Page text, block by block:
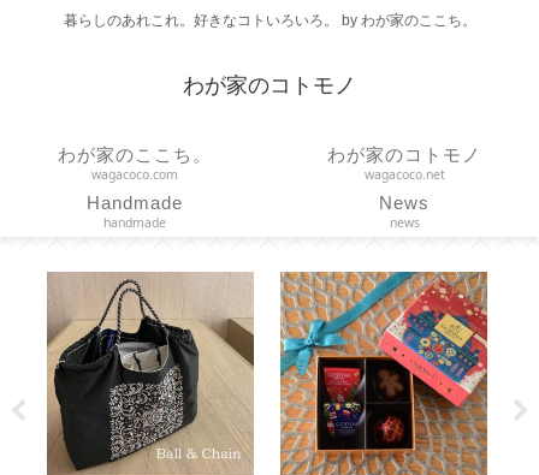
暮らしのあれこれ。好きなコトいろいろ。 by わが家のここち。
わが家のコトモノ
わが家のここち。
wagacoco.com
わが家のコトモノ
wagacoco.net
Handmade
handmade
News
news